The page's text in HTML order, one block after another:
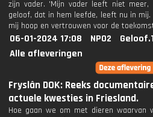
zijn vader. 'Mijn vader leeft niet meer,
geloof, dat in hem leefde, leeft nu in
mij hoop en vertrouwen voor de
06-01-2024 17:08 NPO2
Alle afleveringen
Fryslân DOK: Reeks
actuele kwesties in Friesland.
Hoe gaan we om met dieren waarvan